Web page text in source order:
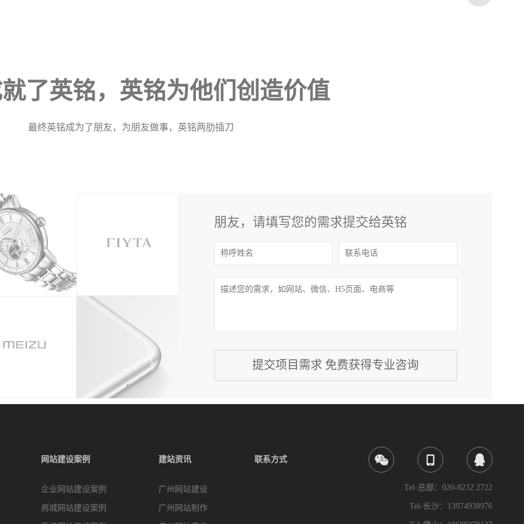
了英铭，英铭为他们创造价值
最终英铭成为了朋友，为朋友做事，英铭两肋插刀
朋友，请填写您的需求提交给英铭
网站建设案例
企业网站建设案例
商城网站建设案例
建站资讯
广州网站建设
广州网站制作
联系方式
Tel-总部：020-8232 2722
Tel-长沙：13974938976